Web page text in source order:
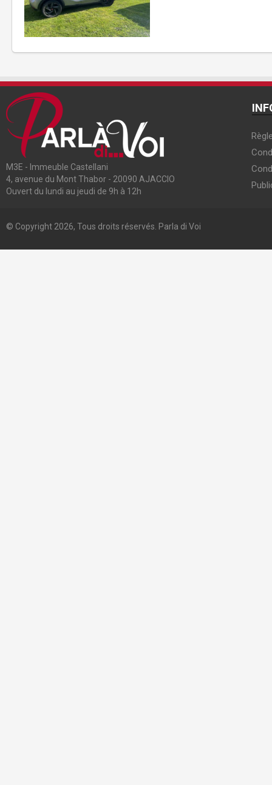
M3E - Immeuble Castellani
4, avenue du Mont Thabor - 20090 AJACCIO
Ouvert du lundi au jeudi de 9h à 12h
© Copyright 2026, Tous droits réservés. Parla di Voi